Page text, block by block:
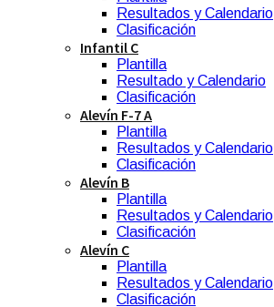
Resultados y Calendario
Clasificación
Infantil C
Plantilla
Resultado y Calendario
Clasificación
Alevín F-7 A
Plantilla
Resultados y Calendario
Clasificación
Alevín B
Plantilla
Resultados y Calendario
Clasificación
Alevín C
Plantilla
Resultados y Calendario
Clasificación